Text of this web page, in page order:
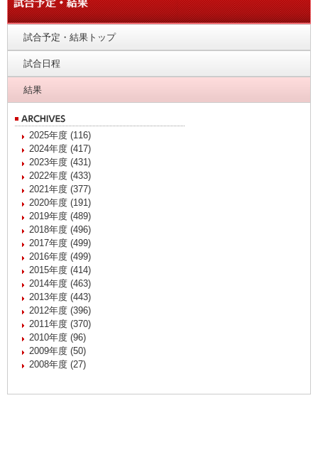
試合予定・結果トップ
試合日程
結果
2025年度 (116)
2024年度 (417)
2023年度 (431)
2022年度 (433)
2021年度 (377)
2020年度 (191)
2019年度 (489)
2018年度 (496)
2017年度 (499)
2016年度 (499)
2015年度 (414)
2014年度 (463)
2013年度 (443)
2012年度 (396)
2011年度 (370)
2010年度 (96)
2009年度 (50)
2008年度 (27)